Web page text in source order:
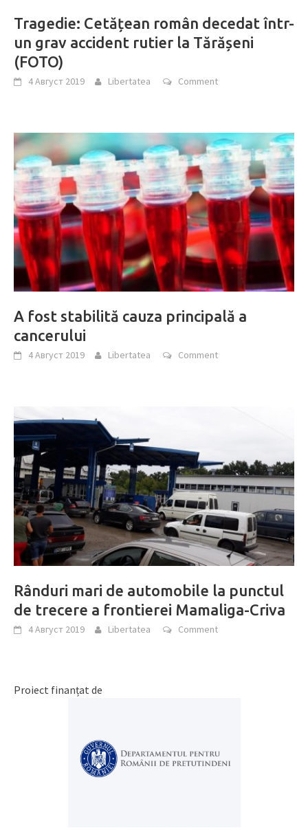
Tragedie: Cetățean român decedat într-
un grav accident rutier la Tărășeni
(FOTO)
4 Август 2019 Libertatea Comment
A fost stabilită cauza principală a
cancerului
4 Август 2019 Libertatea Comment
Rânduri mari de automobile la punctul
de trecere a frontierei Mamaliga-Criva
4 Август 2019 Libertatea Comment
Proiect finanțat de